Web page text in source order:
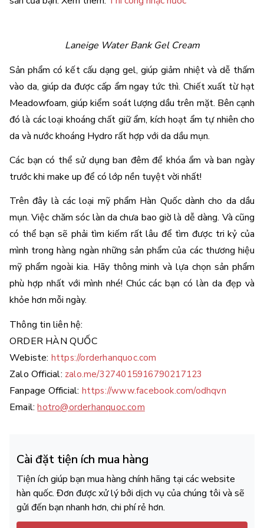
Laneige Water Bank Gel Cream
Sản phẩm có kết cấu dạng gel, giúp giảm nhiệt và dễ thấm
vào da, giúp da được cấp ẩm ngay tức thì. Chiết xuất từ hạt
Meadowfoam, giúp kiểm soát lượng dầu trên mặt. Bên cạnh
đó là các loại khoáng chất giữ ẩm, kích hoạt ẩm tự nhiên cho
da và nước khoáng Hydro rất hợp với da dầu mụn.
Các bạn có thể sử dụng ban đêm để khóa ẩm và ban ngày
trước khi make up để có lớp nền tuyệt vời nhất!
Trên đây là các loại mỹ phẩm Hàn Quốc dành cho da dầu
mụn. Việc chăm sóc làn da chưa bao giờ là dễ dàng. Và cũng
có thể bạn sẽ phải tìm kiếm rất lâu để tìm được tri kỷ của
mình trong hàng ngàn những sản phẩm của các thương hiệu
mỹ phẩm ngoài kia. Hãy thông minh và lựa chọn sản phẩm
phù hợp nhất với mình nhé! Chúc các bạn có làn da đẹp và
khỏe hơn mỗi ngày.
Thông tin liên hệ:
ORDER HÀN QUỐC
Webiste: https://orderhanquoc.com
Zalo Official: zalo.me/3274015916790217123
Fanpage Official: https://www.facebook.com/odhqvn
Email: hotro@orderhanquoc.com
Cài đặt tiện ích mua hàng
Tiện ích giúp bạn mua hàng chính hãng tại các website
hàn quốc. Đơn được xử lý bởi dịch vụ của chúng tôi và sẽ
gửi đến bạn nhanh hơn, chi phí rẻ hơn.